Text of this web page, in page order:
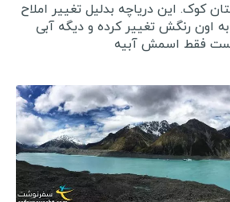
کوک. این دریاچه بدلیل تغییر املاح
اون رنگش تغییر کرده و دیگه آبی
فقط اسمش آبیه